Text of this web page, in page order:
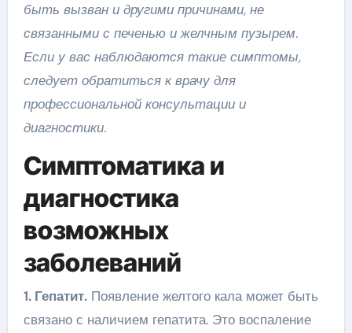
быть вызван и другими причинами, не
связанными с печенью и желчным пузырем.
Если у вас наблюдаются такие симптомы,
следует обратиться к врачу для
профессиональной консультации и
диагностики.
Симптоматика и
диагностика
возможных
заболеваний
1. Гепатит.Появление желтого кала может быть
связано с наличием гепатита. Это воспаление